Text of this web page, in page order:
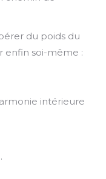
du poids du
enfin soi-même :
intérieure